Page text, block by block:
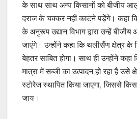
के साथ साथ अन्य किसानों को बीजीय
दराज के चक्कर नहीं काटने पड़ेंगे। कहा
के अनुरूप उद्यान विभाग द्वारा उन्हें
जाएंगे। उन्होंने कहा कि थलीसैंण क्षेत्र के
बेहतर साबित होगा। साथ ही उन्होंने कहा
मात्रा में सब्जी का उत्पादन हो रहा है उसे
स्टोरेज स्थापित किया जाएगा, जिससे
जाय।